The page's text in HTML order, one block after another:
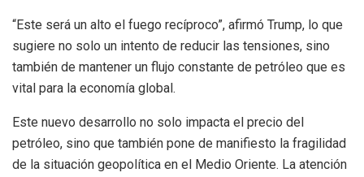
“Este será un alto el fuego recíproco”, afirmó Trump, lo que
sugiere no solo un intento de reducir las tensiones, sino
también de mantener un flujo constante de petróleo que es
vital para la economía global.
Este nuevo desarrollo no solo impacta el precio del
petróleo, sino que también pone de manifiesto la fragilidad
de la situación geopolítica en el Medio Oriente. La atención